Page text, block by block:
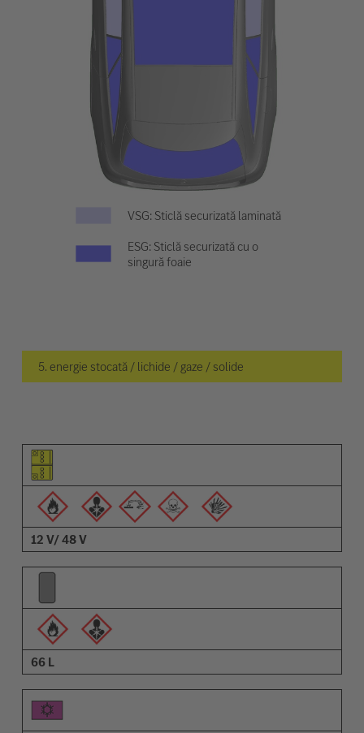
VSG: Sticlă securizată laminată
ESG: Sticlă securizată cu o
singură foaie
5. energie stocată / lichide / gaze / solide
Pictogramă elemente
Pictogramă avertizări
Descriere
12 V/ 48 V
66 L